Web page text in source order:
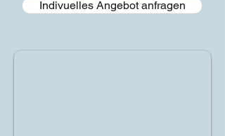
Indivuelles Angebot anfragen